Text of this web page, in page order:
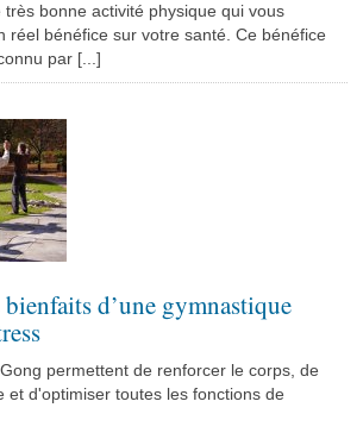
bonne activité physique qui vous
réel bénéfice sur votre santé. Ce bénéfice
par [...]
d’une gymnastique
permettent de renforcer le corps, de
et d'optimiser toutes les fonctions de